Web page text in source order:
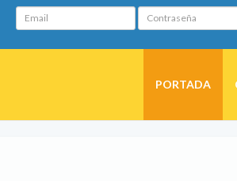
Email Contraseña
PORTADA